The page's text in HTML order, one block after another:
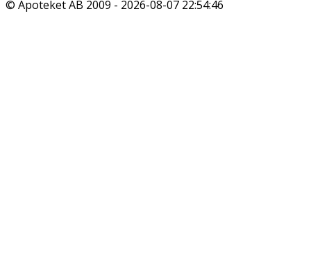
© Apoteket AB 2009 - 2026-08-07 22:54:46